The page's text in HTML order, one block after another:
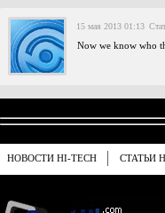
15 мая 2013 01:13
Now we know who
НОВОСТИ HI-TECH СТАТЬИ